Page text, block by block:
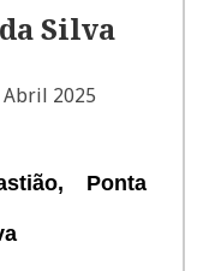
Silva
Abril 2025
Ponta